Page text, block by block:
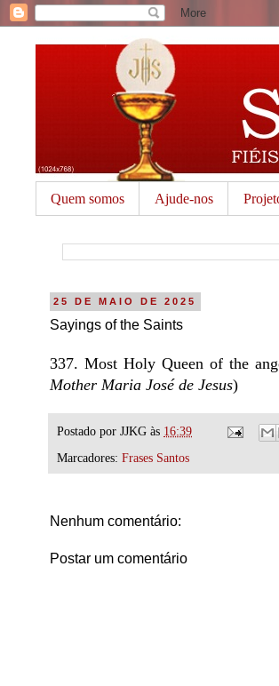
Quem somos Ajude-nos
25 DE MAIO DE 2025
Sayings of the Saints
337. Most Holy Queen of the
Mother Maria José de Jesus)
Postado por JJKG às 16:39
Marcadores: Frases Santos
Nenhum comentário:
Postar um comentário